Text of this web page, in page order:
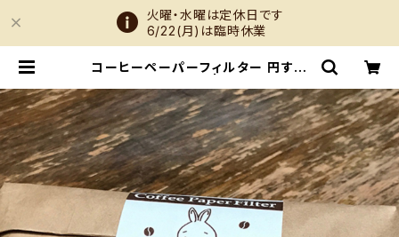
火曜・水曜は定休日です
6/22(月)は臨時休業
コーヒーペーパーフィルター 円すい
nline Shop